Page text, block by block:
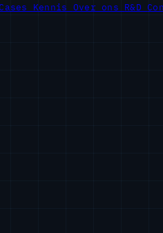
Cases Kennis Over ons R&D